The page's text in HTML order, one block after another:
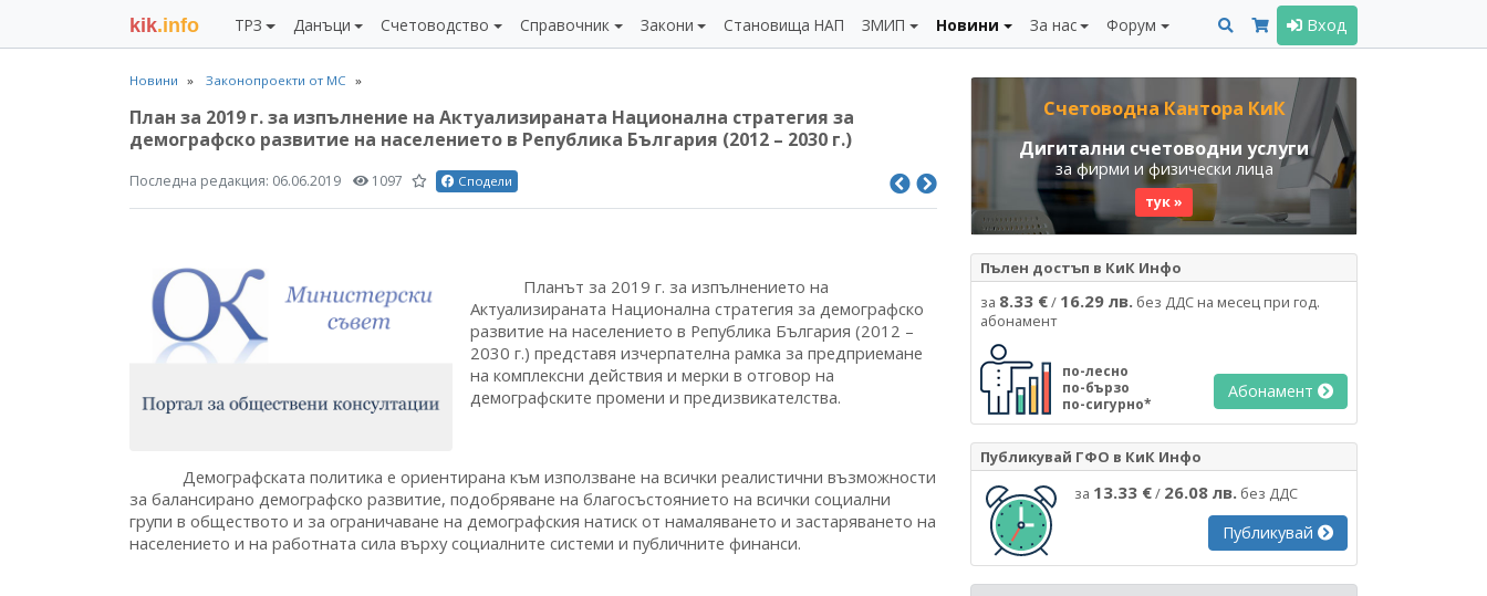
kik.info ТРЗ Данъци Счетоводство Справочник Закони Становища НАП ЗМИП Новини За нас Форум Вход
Новини Законопроекти от МС
План за 2019 г. за изпълнение на Актуализираната Национална стратегия за
демографско развитие на населението в Република България (2012 – 2030 г.)
Последна редакция: 06.06.2019 1097 Сподели
Планът за 2019 г. за изпълнението на
Актуализираната Национална стратегия за демографско
развитие на населението в Република България (2012 –
2030 г.) представя изчерпателна рамка за предприемане
на комплексни действия и мерки в отговор на
демографските промени и предизвикателства.
Демографската политика е ориентирана към използване на всички реалистични възможности
за балансирано демографско развитие, подобряване на благосъстоянието на всички социални
групи в обществото и за ограничаване на демографския натиск от намаляването и застаряването на
населението и на работната сила върху социалните системи и публичните финанси.
Счетоводна Кантора КиК
Дигитални счетоводни услуги
за фирми и физически лица
тук »
Пълен достъп в КиК Инфо
за 8.33 €/ 16.29 лв. без ДДС на месец при год.
абонамент
по-лесно
по-бързо
по-сигурно*
Абонамент
Публикувай ГФО в КиК Инфо
за 13.33 €/ 26.08 лв. без ДДС
Публикувай